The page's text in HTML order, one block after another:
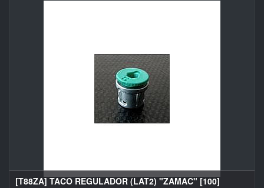
[T88ZA] TACO REGULADOR (LAT2) "ZAMAC" [100]